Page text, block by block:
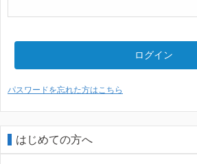
ログイン
パスワードを忘れた方はこちら
はじめての方へ